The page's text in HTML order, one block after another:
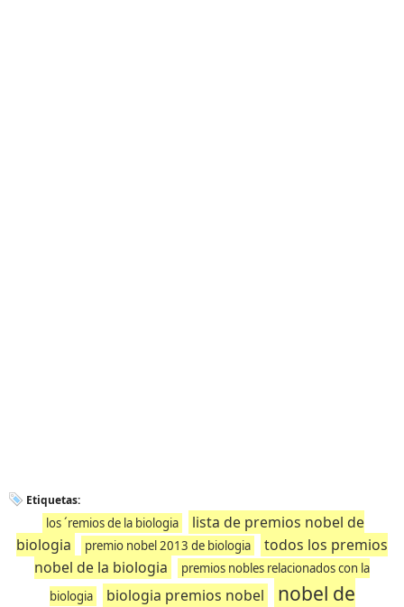
Etiquetas:
los ´remios de la biologia
lista de premios nobel de
biologia
premio nobel 2013 de biologia
todos los premios
nobel de la biologia
premios nobles relacionados con la
biologia
biologia premios nobel
nobel de